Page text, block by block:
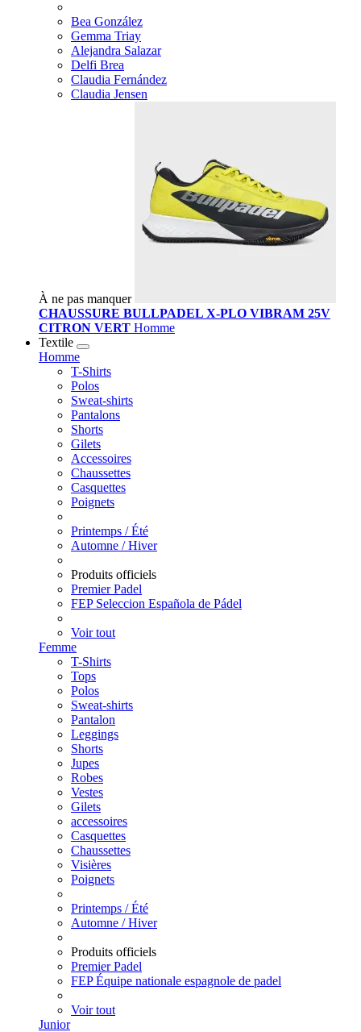
Bea González
Gemma Triay
Alejandra Salazar
Delfi Brea
Claudia Fernández
Claudia Jensen
À ne pas manquer
CHAUSSURE BULLPADEL X-PLO VIBRAM 25V
CITRON VERT Homme
Textile
Homme
T-Shirts
Polos
Sweat-shirts
Pantalons
Shorts
Gilets
Accessoires
Chaussettes
Casquettes
Poignets
Printemps / Été
Automne / Hiver
Produits officiels
Premier Padel
FEP Seleccion Española de Pádel
Voir tout
Femme
T-Shirts
Tops
Polos
Sweat-shirts
Pantalon
Leggings
Shorts
Jupes
Robes
Vestes
Gilets
accessoires
Casquettes
Chaussettes
Visières
Poignets
Printemps / Été
Automne / Hiver
Produits officiels
Premier Padel
FEP Équipe nationale espagnole de padel
Voir tout
Junior